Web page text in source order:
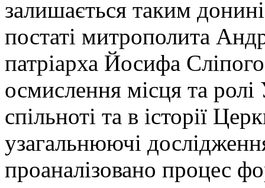
залишається таким
постаті митрополита
патріарха Йосифа
осмислення місця та
спільноті та в історії
узагальнюючі
проаналізовано процес